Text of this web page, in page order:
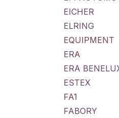
EICHER
ELRING
EQUIPMENT
ERA
ERA
ESTEX
FA1
FABORY